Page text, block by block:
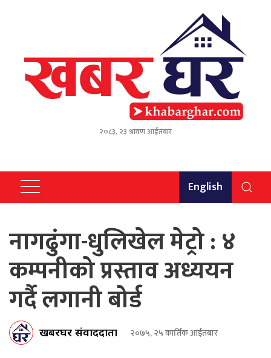
२०८३, २३ श्रावण आईतबार
English
नागढुंगा-धुलिखेल मेट्रो : ४
कम्पनीको प्रस्ताव अध्ययन
गर्दै लगानी बोर्ड
खबरघर संवाददाता २०७५, २५ कार्तिक आईतबार